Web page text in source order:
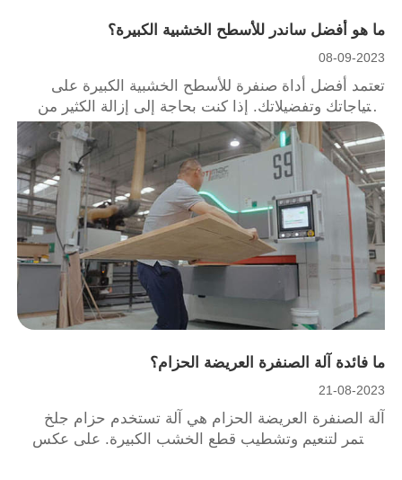
ما هو أفضل ساندر للأسطح الخشبية الكبيرة؟
08-09-2023
تعتمد أفضل أداة صنفرة للأسطح الخشبية الكبيرة على
احتياجاتك وتفضيلاتك. إذا كنت بحاجة إلى إزالة الكثير من
المواد وتسوية الأسطح غير المستوية، فقد تكون ماكينة
الصنفرة بالحزام هي الخيار الأفضل لك. إذا كنت تريد
الحصول على لمسة نهائية ناعمة ومتساوية على الخشب،
فقد تكون أداة الصنفرة المدارية هي الخيار الأفضل لك.
ما فائدة آلة الصنفرة العريضة الحزام؟
21-08-2023
آلة الصنفرة العريضة الحزام هي آلة تستخدم حزام جلخ
مستمر لتنعيم وتشطيب قطع الخشب الكبيرة. على عكس